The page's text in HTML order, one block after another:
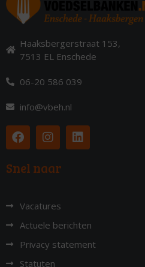
Haaksbergerstraat 153,
7513 EL Enschede
06-20 586 039
info@vbeh.nl
Snel naar
Vacatures
Actuele berichten
Privacy statement
Statuten